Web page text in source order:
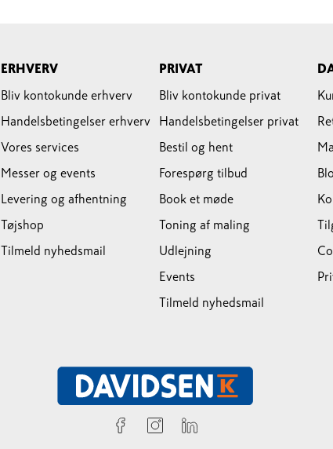
ERHVERV
Bliv kontokunde erhverv
Handelsbetingelser erhverv
Vores services
Messer og events
Levering og afhentning
Tøjshop
Tilmeld nyhedsmail
PRIVAT
Bliv kontokunde privat
Handelsbetingelser privat
Bestil og hent
Forespørg tilbud
Book et møde
Toning af maling
Udlejning
Events
Tilmeld nyhedsmail